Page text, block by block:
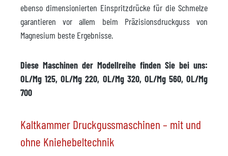
ebenso dimensionierten Einspritzdrücke für die Schmelze
garantieren vor allem beim Präzisionsdruckguss von
Magnesium beste Ergebnisse.
Diese Maschinen der Modellreihe finden Sie bei uns:
OL/Mg 125, OL/Mg 220, OL/Mg 320, OL/Mg 560, OL/Mg
700
Kaltkammer Druckgussmaschinen – mit und
ohne Kniehebeltechnik